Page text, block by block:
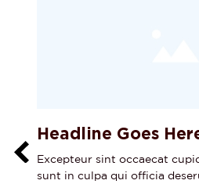
Headline Goes
Excepteur sint occaecat
sunt in culpa qui officia